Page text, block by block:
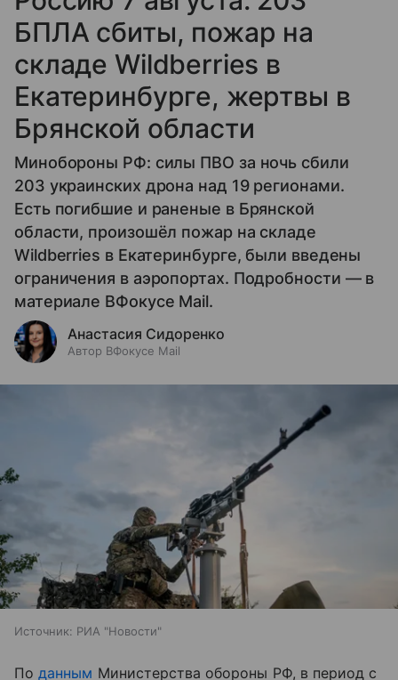
БПЛА сбиты, пожар на
складе Wildberries в
Екатеринбурге, жертвы в
Брянской области
Минобороны РФ: силы ПВО за ночь сбили
203 украинских дрона над 19 регионами.
Есть погибшие и раненые в Брянской
области, произошёл пожар на складе
Wildberries в Екатеринбурге, были введены
ограничения в аэропортах. Подробности — в
материале ВФокусе Mail.
Анастасия Сидоренко
Автор ВФокусе Mail
Источник: РИА "Новости"
Поданным Министерства обороны РФ, в период с